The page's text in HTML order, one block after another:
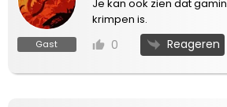
Gast
Je kan ook zien dat
krimpen is.
0 Reageren